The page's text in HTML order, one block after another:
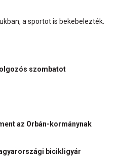
a sportot is bekebelezték.
szombatot
az Orbán-kormánynak
bicikligyár